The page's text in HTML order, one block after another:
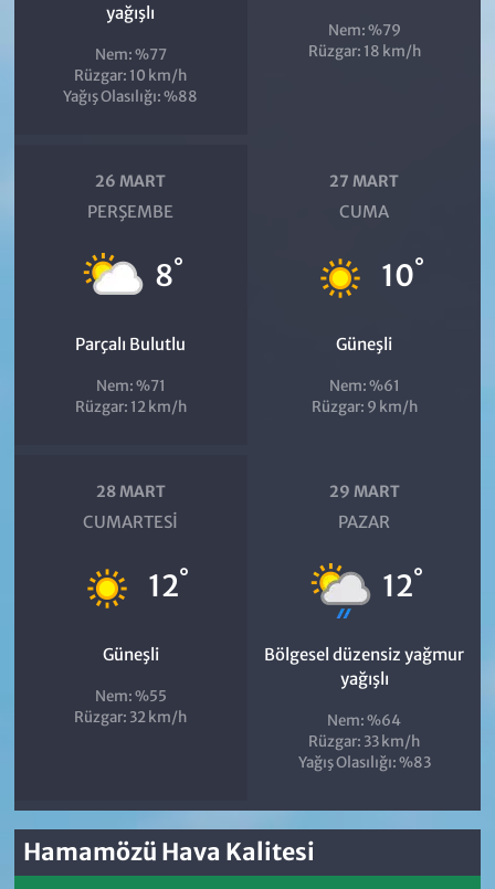
yağışlı
Nem: %77
Rüzgar: 10 km/h
Yağış Olasılığı: %88
Nem: %79
Rüzgar: 18 km/h
26 MART
PERŞEMBE
8°
Parçalı Bulutlu
Nem: %71
Rüzgar: 12 km/h
27 MART
CUMA
10°
Güneşli
Nem: %61
Rüzgar: 9 km/h
28 MART
CUMARTESI
12°
Güneşli
Nem: %55
Rüzgar: 32 km/h
29 MART
PAZAR
12°
Bölgesel düzensiz yağmur
yağışlı
Nem: %64
Rüzgar: 33 km/h
Yağış Olasılığı: %83
Hamamözü Hava Kalitesi